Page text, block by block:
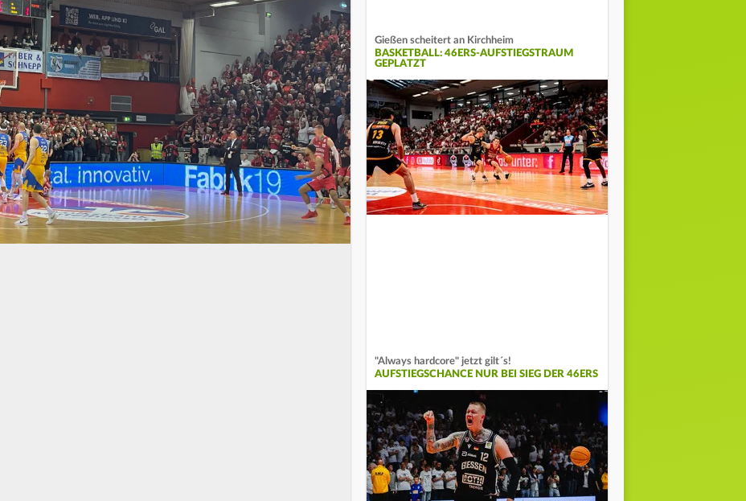
Gießen scheitert an Kirchheim
BASKETBALL: 46ERS-AUFSTIEGSTRAUM
GEPLATZT
"Always hardcore" jetzt gilt´s!
AUFSTIEGSCHANCE NUR BEI SIEG DER 46ERS